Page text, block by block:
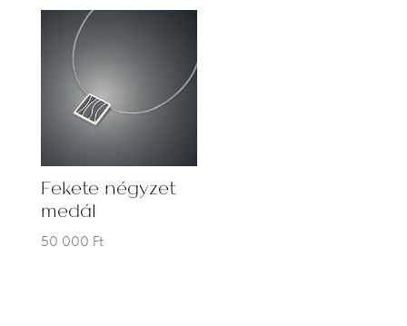
Fekete négyzet
medál
50 000 Ft